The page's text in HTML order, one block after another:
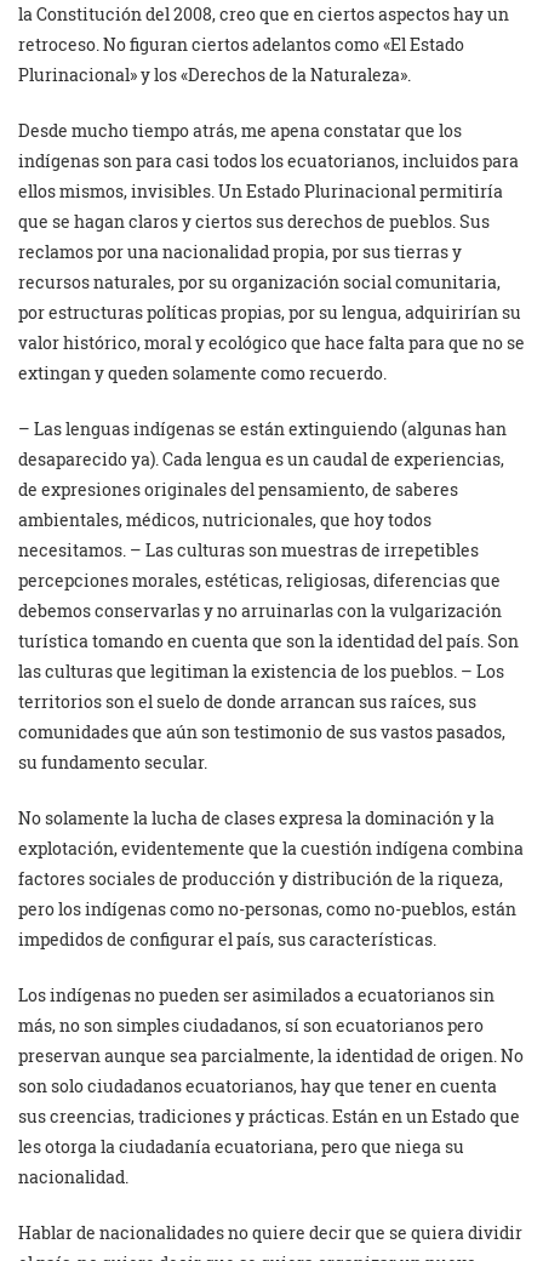
la Constitución del 2008, creo que en ciertos aspectos hay un
retroceso. No figuran ciertos adelantos como «El Estado
Plurinacional» y los «Derechos de la Naturaleza».
Desde mucho tiempo atrás, me apena constatar que los
indígenas son para casi todos los ecuatorianos, incluidos para
ellos mismos, invisibles. Un Estado Plurinacional permitiría
que se hagan claros y ciertos sus derechos de pueblos. Sus
reclamos por una nacionalidad propia, por sus tierras y
recursos naturales, por su organización social comunitaria,
por estructuras políticas propias, por su lengua, adquirirían su
valor histórico, moral y ecológico que hace falta para que no se
extingan y queden solamente como recuerdo.
– Las lenguas indígenas se están extinguiendo (algunas han
desaparecido ya). Cada lengua es un caudal de experiencias,
de expresiones originales del pensamiento, de saberes
ambientales, médicos, nutricionales, que hoy todos
necesitamos. – Las culturas son muestras de irrepetibles
percepciones morales, estéticas, religiosas, diferencias que
debemos conservarlas y no arruinarlas con la vulgarización
turística tomando en cuenta que son la identidad del país. Son
las culturas que legitiman la existencia de los pueblos. – Los
territorios son el suelo de donde arrancan sus raíces, sus
comunidades que aún son testimonio de sus vastos pasados,
su fundamento secular.
No solamente la lucha de clases expresa la dominación y la
explotación, evidentemente que la cuestión indígena combina
factores sociales de producción y distribución de la riqueza,
pero los indígenas como no-personas, como no-pueblos, están
impedidos de configurar el país, sus características.
Los indígenas no pueden ser asimilados a ecuatorianos sin
más, no son simples ciudadanos, sí son ecuatorianos pero
preservan aunque sea parcialmente, la identidad de origen. No
son solo ciudadanos ecuatorianos, hay que tener en cuenta
sus creencias, tradiciones y prácticas. Están en un Estado que
les otorga la ciudadanía ecuatoriana, pero que niega su
nacionalidad.
Hablar de nacionalidades no quiere decir que se quiera dividir